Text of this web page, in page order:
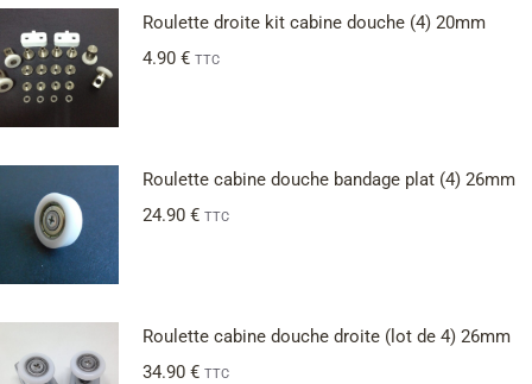
Roulette droite kit cabine douche (4) 20mm
4.90 € TTC
Roulette cabine douche bandage plat (4) 26mm
24.90 € TTC
Roulette cabine douche droite (lot de 4) 26mm
34.90 € TTC